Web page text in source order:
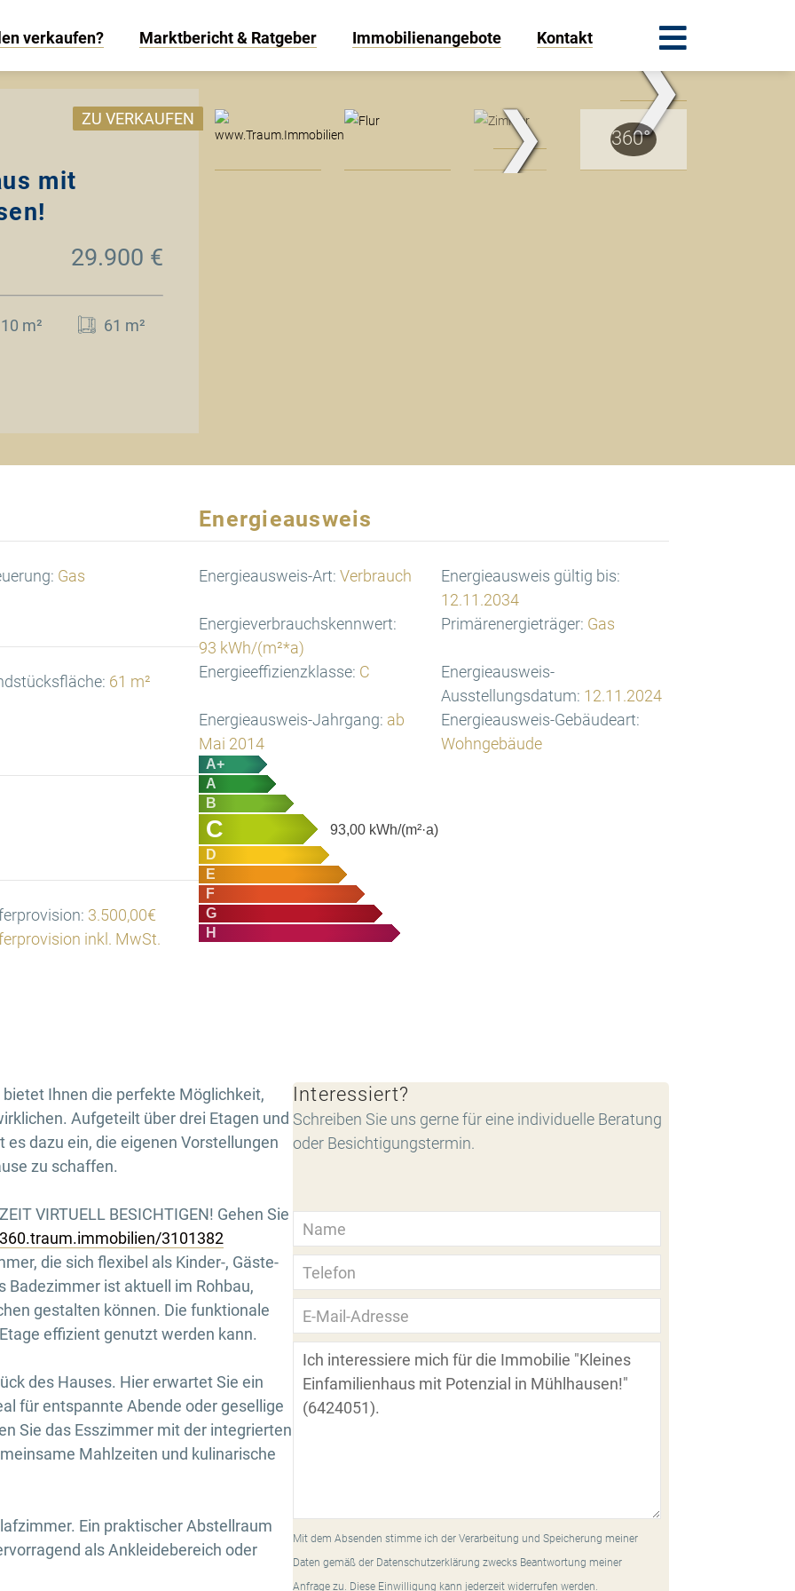
verkaufen? Marktbericht & Ratgeber Immobilienangebote Kontakt
ZU VERKAUFEN
mit
29.900 €
m² 61 m²
www.Traum.Immobilien ❯
❯
Gas
61 m²
3.500,00€
inkl. MwSt.
Energieausweis
Energieausweis-Art: Verbrauch
Energieausweis gültig bis:
12.11.2034
Energieverbrauchskennwert:
93 kWh/(m²*a)
Primärenergieträger: Gas
Energieeffizienzklasse: C
Energieausweis-
Ausstellungsdatum: 12.11.2024
Energieausweis-Jahrgang: ab
Mai 2014
Energieausweis-Gebäudeart:
Wohngebäude
A+
A
B
C 93,00 kWh/(m²·a)
D
E
F
G
H
Ihnen die perfekte Möglichkeit,
Aufgeteilt über drei Etagen und
dazu ein, die eigenen Vorstellungen
zu schaffen.
VIRTUELL BESICHTIGEN! Gehen Sie
3101382
die sich flexibel als Kinder-, Gäste-
ist aktuell im Rohbau,
gestalten können. Die funktionale
effizient genutzt werden kann.
des Hauses. Hier erwartet Sie ein
für entspannte Abende oder gesellige
Sie das Esszimmer mit der integrierten
Mahlzeiten und kulinarische
Ein praktischer Abstellraum
als Ankleidebereich oder
Interessiert?
Schreiben Sie uns gerne für eine individuelle Beratung
oder Besichtigungstermin.
Mit dem Absenden stimme ich der Verarbeitung und Speicherung meiner
Daten gemäß der Datenschutzerklärung zwecks Beantwortung meiner
Anfrage zu. Diese Einwilligung kann jederzeit widerrufen werden.